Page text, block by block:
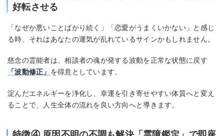
好転させる
「なぜか悪いことばかり続く」「恋愛がうまくいかない」と感じ
る時、それはあなたの運気が乱れているサインかもしれません。
慈念の霊能者は、相談者の魂が発する波動を正常な状態に戻す
「波動修正」 を得意としています。
淀んだエネルギーを浄化し、幸運を引き寄せやすい体質へと変え
ることで、人生全体の流れを良い方向へと導きます。